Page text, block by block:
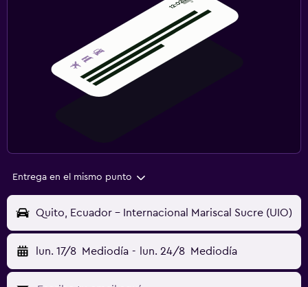
Entrega en el mismo punto
Quito, Ecuador - Internacional Mariscal Sucre (UIO)
lun. 17/8 Mediodía - lun. 24/8 Mediodía